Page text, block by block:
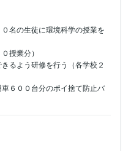
名の生徒に環境科学の授業を
授業分）
るよう研修を行う（各学校２
６００台分のポイ捨て防止バ